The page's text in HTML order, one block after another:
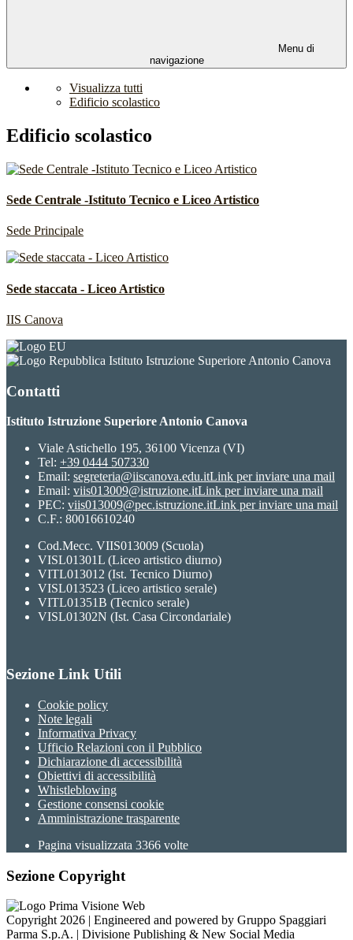
Menu di
navigazione
Visualizza tutti
Edificio scolastico
Edificio scolastico
Sede Centrale -Istituto Tecnico e Liceo Artistico
Sede Principale
Sede staccata - Liceo Artistico
IIS Canova
Istituto Istruzione Superiore Antonio Canova
Contatti
Istituto Istruzione Superiore Antonio Canova
Viale Astichello 195, 36100 Vicenza (VI)
Tel: +39 0444 507330
Email: segreteria@iiscanova.edu.itLink per inviare una mail
Email: viis013009@istruzione.itLink per inviare una mail
PEC: viis013009@pec.istruzione.itLink per inviare una mail
C.F.: 80016610240
Cod.Mecc. VIIS013009 (Scuola)
VISL01301L (Liceo artistico diurno)
VITL013012 (Ist. Tecnico Diurno)
VISL013523 (Liceo artistico serale)
VITL01351B (Tecnico serale)
VISL01302N (Ist. Casa Circondariale)
Sezione Link Utili
Cookie policy
Note legali
Informativa Privacy
Ufficio Relazioni con il Pubblico
Dichiarazione di accessibilità
Obiettivi di accessibilità
Whistleblowing
Gestione consensi cookie
Amministrazione trasparente
Pagina visualizzata 3366 volte
Sezione Copyright
Copyright 2026 | Engineered and powered by Gruppo Spaggiari
Parma S.p.A. | Divisione Publishing & New Social Media